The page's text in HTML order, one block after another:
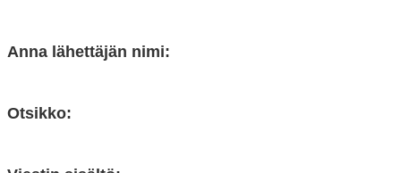
Anna lähettäjän nimi:
Otsikko: